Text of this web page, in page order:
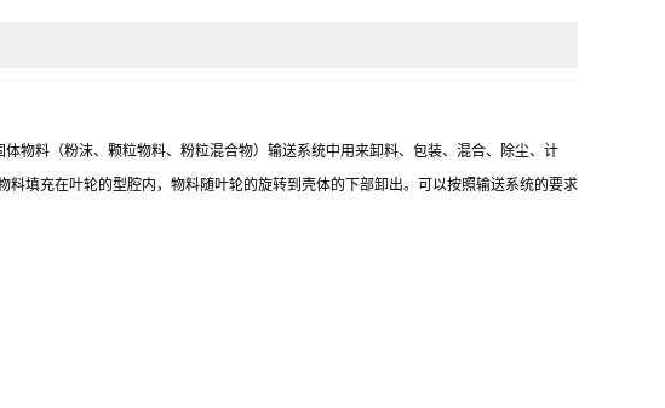
体物料（粉沫、颗粒物料、粉粒混合物）输送系统中用来卸料、包装、混合、除尘、计
填充在叶轮的型腔内，物料随叶轮的旋转到壳体的下部卸出。可以按照输送系统的要求